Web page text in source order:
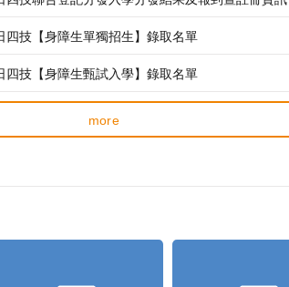
技【身障生單獨招生】錄取名單
技【身障生甄試入學】錄取名單
more